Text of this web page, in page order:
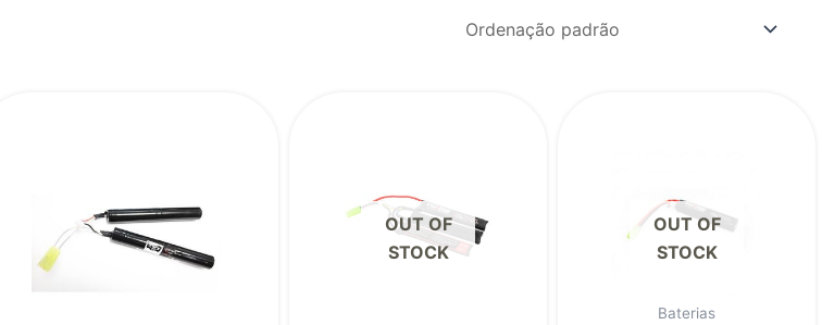
OUT OF
STOCK
OUT OF
STOCK
Baterias